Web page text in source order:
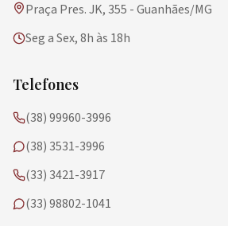
Praça Pres. JK, 355 - Guanhães/MG
Seg a Sex, 8h às 18h
Telefones
(38) 99960-3996
(38) 3531-3996
(33) 3421-3917
(33) 98802-1041